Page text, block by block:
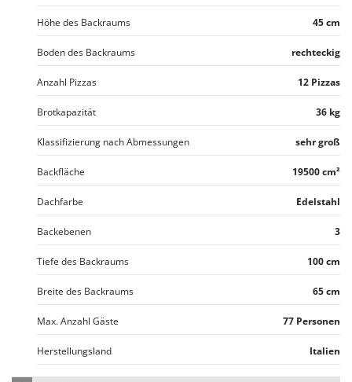
Höhe des Backraums 45 cm
Boden des Backraums rechteckig
Anzahl Pizzas 12 Pizzas
Brotkapazität 36 kg
Klassifizierung nach Abmessungen sehr groß
Backfläche 19500 cm²
Dachfarbe Edelstahl
Backebenen 3
Tiefe des Backraums 100 cm
Breite des Backraums 65 cm
Max. Anzahl Gäste 77 Personen
Herstellungsland Italien